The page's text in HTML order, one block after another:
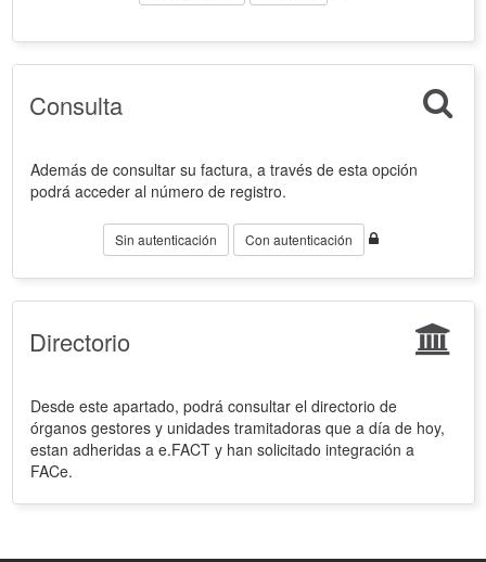
Consulta
Además de consultar su factura, a través de esta opción
podrá acceder al número de registro.
Sin autenticación Con autenticación
Directorio
Desde este apartado, podrá consultar el directorio de
órganos gestores y unidades tramitadoras que a día de hoy,
estan adheridas a e.FACT y han solicitado integración a
FACe.